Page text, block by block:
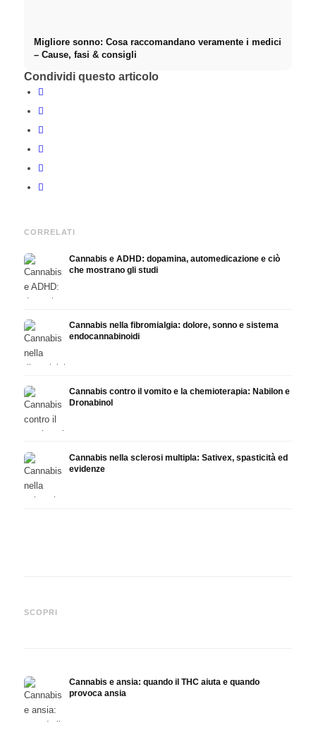
Migliore sonno: Cosa raccomandano veramente i medici
– Cause, fasi & consigli
Condividi questo articolo
CORRELATI
Cannabis e ADHD: dopamina, automedicazione e ciò
che mostrano gli studi
Cannabis nella fibromialgia: dolore, sonno e sistema
endocannabinoidi
Cannabis contro il vomito e la chemioterapia: Nabilon e
Dronabinol
Cannabis nella sclerosi multipla: Sativex, spasticità ed
evidenze
SCOPRI
Epidiolex e lo stato della
Cannabis e ansia: quando il THC aiuta e quando
provoca ansia